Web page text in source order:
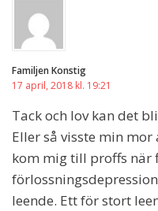
Familjen Konstig
17 april, 2018 kl. 19:21
Tack och lov kan det
Eller så visste min
kom mig till proffs när
leende. Ett för stort